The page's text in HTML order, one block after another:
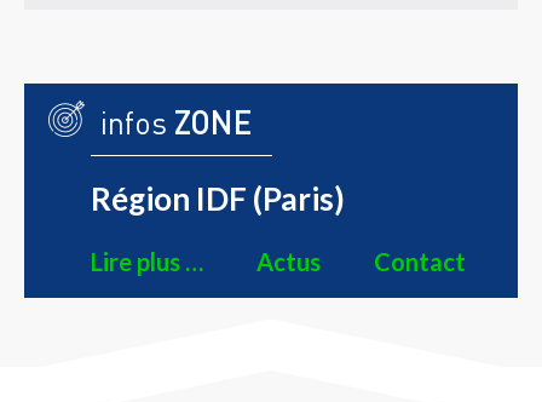
infos ZONE
Région IDF (Paris)
Lire plus … Actus Contact